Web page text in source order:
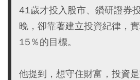
41歲才投入股市、鑽研證券
晚，卻靠著建立投資紀律，
15％的目標。
他提到，想守住財富，投資